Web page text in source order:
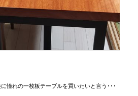
憧れの一枚板テーブルを買いたいと言う･･･